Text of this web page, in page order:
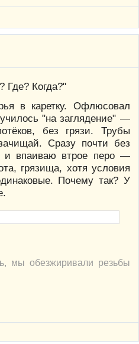
Где? Когда?"
в каретку. Офлюсовал
"на заглядение" —
без грязи. Трубы
Сразу почти без
и впаиваю втрое перо —
грязища, хотя условия
Почему так? У
мы обезжиривали резьбы